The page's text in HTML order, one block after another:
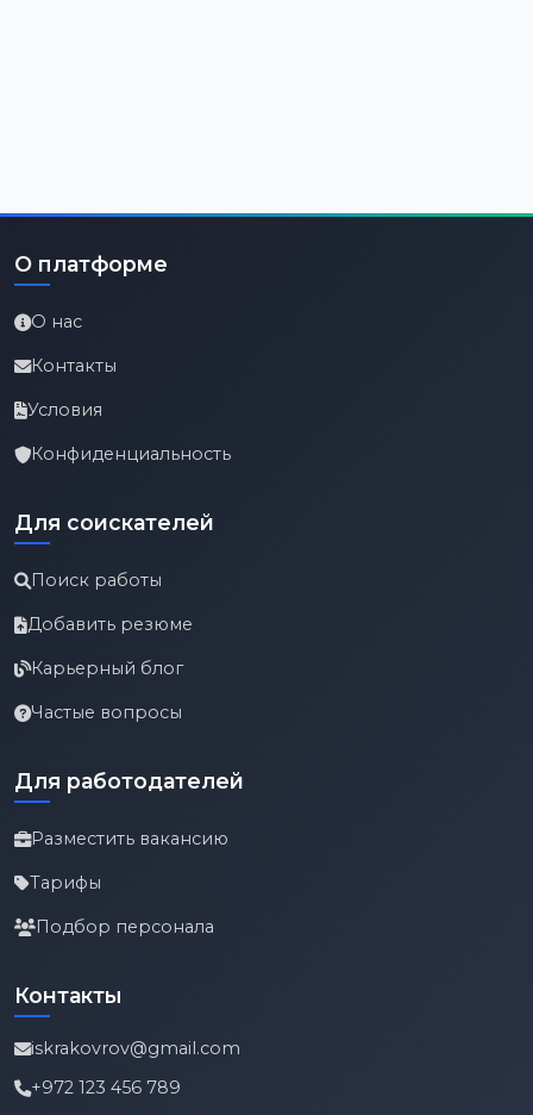
О платформе
О нас
Контакты
Условия
Конфиденциальность
Для соискателей
Поиск работы
Добавить резюме
Карьерный блог
Частые вопросы
Для работодателей
Разместить вакансию
Тарифы
Подбор персонала
Контакты
iskrakovrov@gmail.com
+972 123 456 789